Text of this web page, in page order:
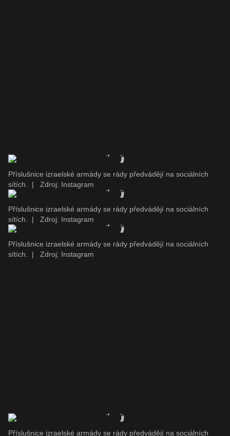
Příslušnice izraelské armády se rády předvádějí na sociálních
sítích.
| Zdroj: Instagram
Příslušnice izraelské armády se rády předvádějí na sociálních
sítích.
| Zdroj: Instagram
Příslušnice izraelské armády se rády předvádějí na sociálních
sítích.
| Zdroj: Instagram
Příslušnice izraelské armády se rády předvádějí na sociálních